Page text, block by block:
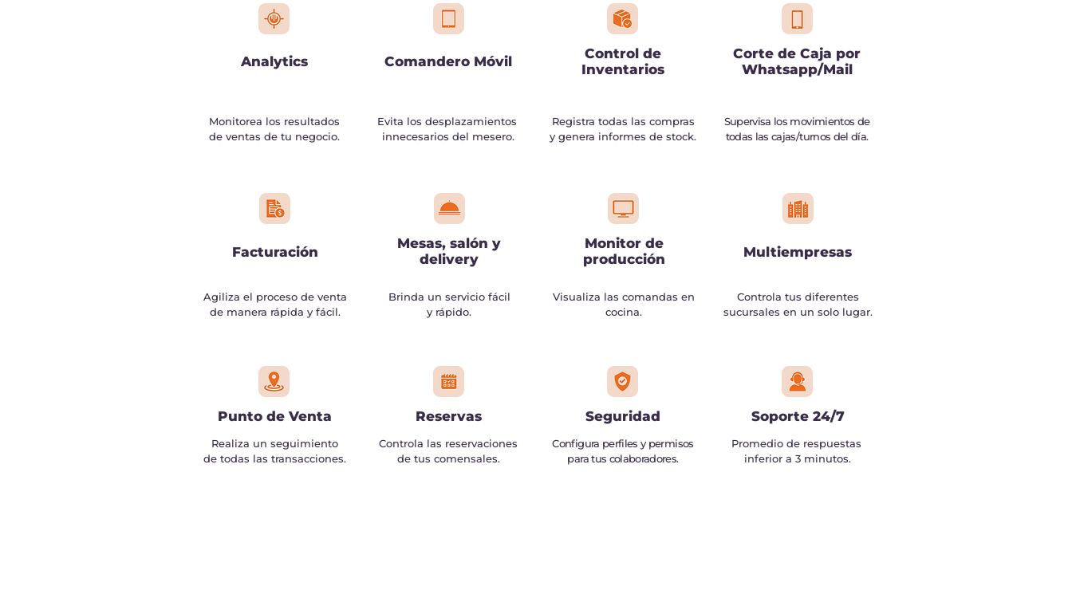
Analytics
Monitorea los resultados
de ventas de tu negocio.
Comandero Móvil
Evita los desplazamientos
innecesarios del mesero.
Control de
Inventarios
Registra todas las compras
y genera informes de stock.
Corte de Caja por
Whatsapp/Mail
Supervisa los movimientos de
todas las cajas/turnos del día.
Facturación
Agiliza el proceso de venta
de manera rápida y fácil.
Mesas, salón y
delivery
Brinda un servicio fácil
y rápido.
Monitor de
producción
Visualiza las comandas en
cocina.
Multiempresas
Controla tus diferentes
sucursales en un solo lugar.
Punto de Venta
Realiza un seguimiento
de todas las transacciones.
Reservas
Controla las reservaciones
de tus comensales.
Seguridad
Configura perfiles y permisos
para tus colaboradores.
Soporte 24/7
Promedio de respuestas
inferior a 3 minutos.